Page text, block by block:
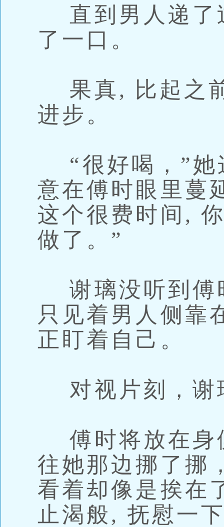
直到男人递了
了一口。
果真, 比起之
进步。
“很好喝，”她
意在傅时眼里蔓
这个很费时间,
做了。”
谢璃没听到傅
只见着男人侧靠
正盯着自己。
对视片刻，谢
傅时将放在身
往她那边挪了挪
看着却像是挨在
止渴般, 抚慰一